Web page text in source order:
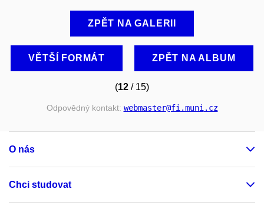
ZPĚT NA GALERII
VĚTŠÍ FORMÁT ZPĚT NA ALBUM
(12 / 15)
Odpovědný kontakt: webmaster@fi.muni.cz
O nás
Chci studovat